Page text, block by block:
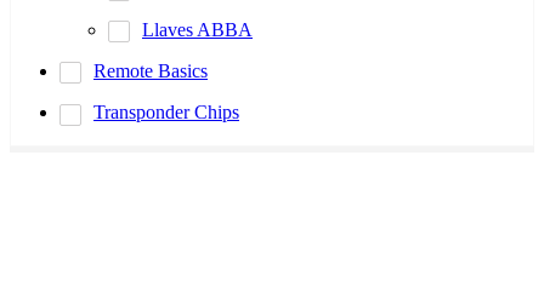
Llaves ABBA
Remote Basics
Transponder Chips